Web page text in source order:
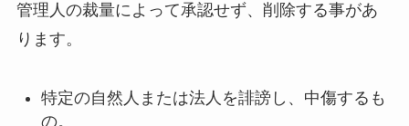
管理人の裁量によって承認せず、削除する事があ
ります。
特定の自然人または法人を誹謗し、中傷するも
の。